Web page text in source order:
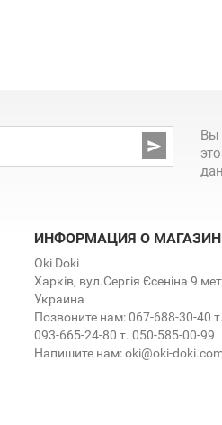

Вы
ИНФОРМАЦИЯ О
Oki Doki
Харків, вул.Сергія Єсеніна 9
Украина
Позвоните нам:067-688-30-40
093-665-24-80 т. 050-585-00-99
Напишите нам:oki@oki-